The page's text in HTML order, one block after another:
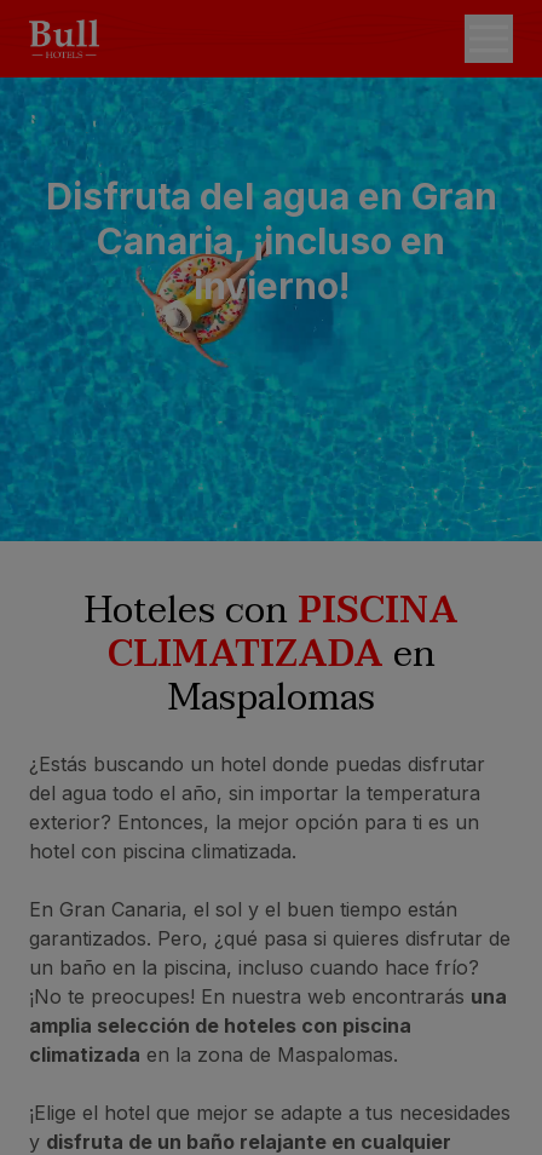
Disfruta del agua en Gran
Canaria, ¡incluso en
invierno!
Hoteles conPISCINA
CLIMATIZADAen
Maspalomas
¿Estás buscando un hotel donde puedas disfrutar
del agua todo el año, sin importar la temperatura
exterior? Entonces, la mejor opción para ti es un
hotel con piscina climatizada.
En Gran Canaria, el sol y el buen tiempo están
garantizados. Pero, ¿qué pasa si quieres disfrutar de
un baño en la piscina, incluso cuando hace frío?
¡No te preocupes! En nuestra web encontrarás una
amplia selección de hoteles con piscina
climatizada en la zona de Maspalomas.
¡Elige el hotel que mejor se adapte a tus necesidades
y disfruta de un baño relajante en cualquier